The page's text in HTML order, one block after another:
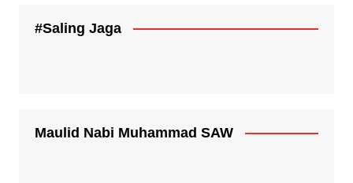
#Saling Jaga
Maulid Nabi Muhammad SAW